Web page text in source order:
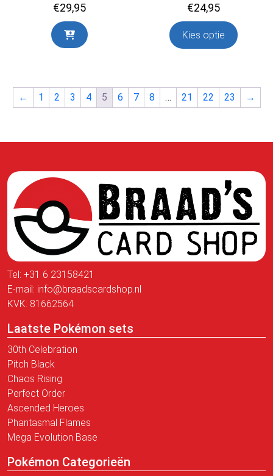
€29,95
€24,95
Kies optie
← 1 2 3 4 5 6 7 8 … 21 22 23 →
Tel: +31 6 23158421
E-mail: info@braadscardshop.nl
KVK: 81662564
Laatste Pokémon sets
30th Celebration
Pitch Black
Chaos Rising
Perfect Order
Ascended Heroes
Phantasmal Flames
Mega Evolution Base
Pokémon Categorieën